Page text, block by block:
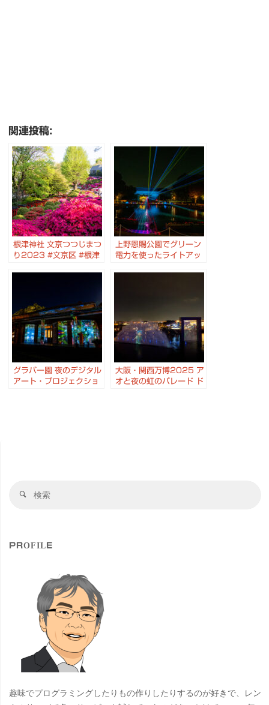
関連投稿:
根津神社 文京つつじまつ
り2023 #文京区 #根津
上野恩賜公園でグリーン
電力を使ったライトアッ
グラバー園 夜のデジタル
アート・プロジェクショ
大阪・関西万博2025 ア
オと夜の虹のパレード ド
検
PROFILE
趣味でプログラミングしたりもの作りしたりするのが好きで、レン